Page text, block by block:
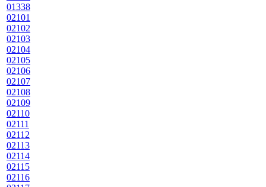
01338
02101
02102
02103
02104
02105
02106
02107
02108
02109
02110
02111
02112
02113
02114
02115
02116